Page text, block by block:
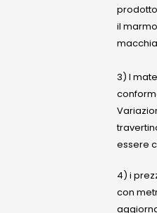
il
3) I
essere
4) i
con